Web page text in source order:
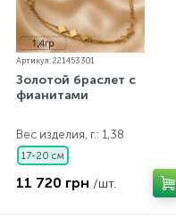
Артикул: 221453301
Золотой браслет с
фианитами
Вес изделия, г.: 1,38
17-20 см
11 720 грн /шт.